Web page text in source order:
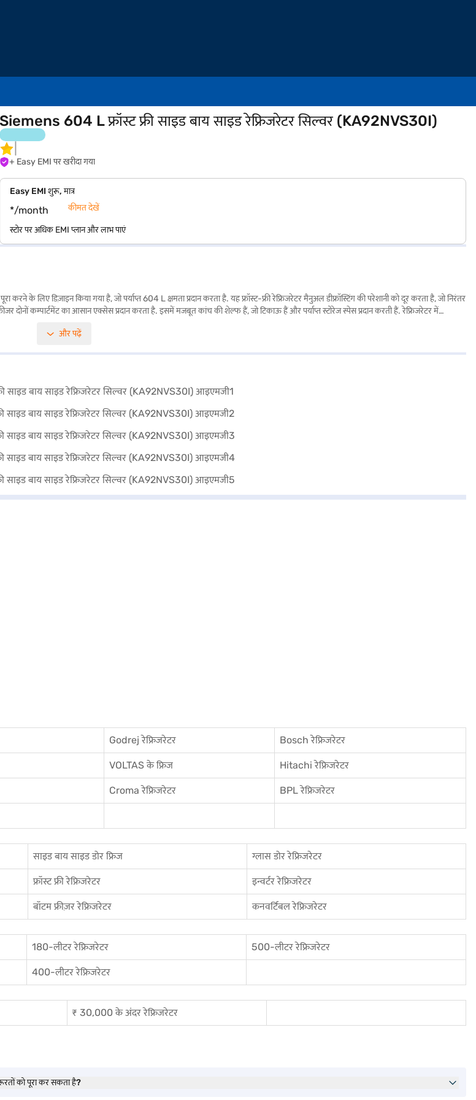
Siemens 604 L फ्रॉस्ट फ्री साइड बाय साइड रेफ्रिजरेटर सिल्वर (KA92NVS30I)
+ Easy EMI पर खरीदा गया
Easy EMI शुरू, मात्र
*/month कीमत देखें
स्टोर पर अधिक EMI प्लान और लाभ पाएं
के लिए डिज़ाइन किया गया है, जो पर्याप्त 604 L क्षमता प्रदान करता है. यह फ्रॉस्ट-फ्री रेफ्रिजरेटर मैनुअल डीफ्रॉस्टिंग की परेशानी को दूर करता है, जो निरंतर
कम्पार्टमेंट का आसान एक्सेस प्रदान करता है. इसमें मजबूत कांच की शेल्फ हैं, जो टिकाऊ हैं और पर्याप्त स्टोरेज स्पेस प्रदान करती हैं. रेफ्रिजरेटर में
पार्टनर स्टोर पर जा सकते हैं, और आसान EMI के लाभ प्राप्त कर सकते हैं.
और पढ़ें
Godrej रेफ्रिजरेटर Bosch रेफ्रिजरेटर
VOLTAS के फ्रिज Hitachi रेफ्रिजरेटर
Croma रेफ्रिजरेटर BPL रेफ्रिजरेटर
साइड बाय साइड डोर फ्रिज ग्लास डोर रेफ्रिजरेटर
फ्रॉस्ट फ्री रेफ्रिजरेटर इन्वर्टर रेफ्रिजरेटर
बॉटम फ्रीज़र रेफ्रिजरेटर
कनवर्टिबल रेफ्रिजरेटर
180-लीटर रेफ्रिजरेटर 500-लीटर रेफ्रिजरेटर
400-लीटर रेफ्रिजरेटर
₹ 30,000 के अंदर रेफ्रिजरेटर
को पूरा कर सकता है?